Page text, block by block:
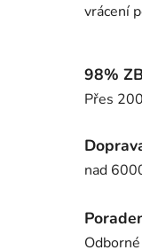
vrácení
98%
Přes
nad